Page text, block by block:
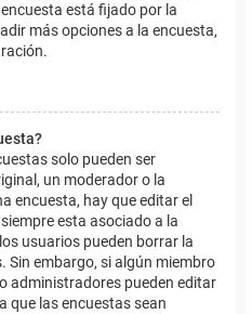
está fijado por la
más opciones a la encuesta,
solo pueden ser
un moderador o la
encuesta, hay que editar el
esta asociado a la
usuarios pueden borrar la
Sin embargo, si algún miembro
administradores pueden editar
que las encuestas sean